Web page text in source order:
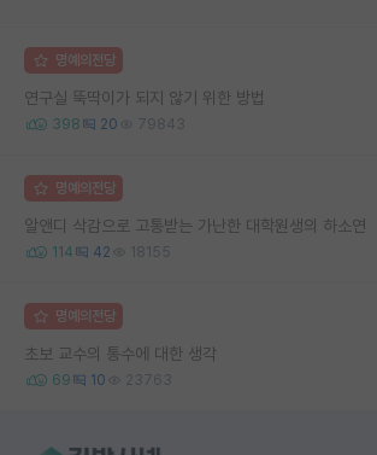
명예의전당
연구실 뚝딱이가 되지 않기 위한 방법
398 20 79843
명예의전당
알앤디 삭감으로 고통받는 가난한 대학원생의 하소연
114 42 18155
명예의전당
초보 교수의 통수에 대한 생각
69 10 23763